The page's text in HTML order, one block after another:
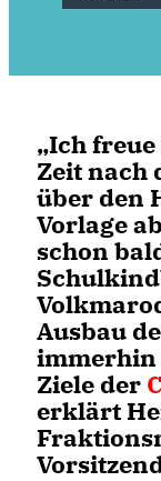
Ich freue
Zeit nach
über den
Vorlage
schon
Ausbau
immerhin
Ziele der
erklärt